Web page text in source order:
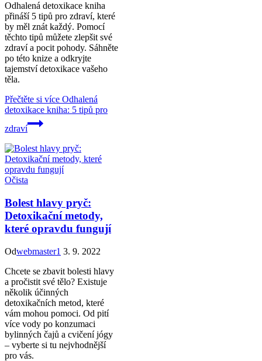
Odhalená detoxikace kniha
přináší 5 tipů pro zdraví, které
by měl znát každý. Pomocí
těchto tipů můžete zlepšit své
zdraví a pocit pohody. Sáhněte
po této knize a odkryjte
tajemství detoxikace vašeho
těla.
Přečtěte si více Odhalená
detoxikace kniha: 5 tipů pro
zdraví
Očista
Bolest hlavy pryč:
Detoxikační metody,
které opravdu fungují
Odwebmaster1 3. 9. 2022
Chcete se zbavit bolesti hlavy
a pročistit své tělo? Existuje
několik účinných
detoxikačních metod, které
vám mohou pomoci. Od pití
více vody po konzumaci
bylinných čajů a cvičení jógy
– vyberte si tu nejvhodnější
pro vás.